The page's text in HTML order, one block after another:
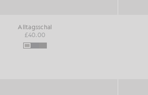
Alltagsschal
£40.00